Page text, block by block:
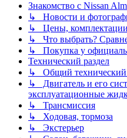
Знакомство с Nissan
↳ Новости и
↳ Цены,
↳ Что выбрать?
↳ Покупка у
Технический раздел
↳ Общий
↳ Двигатель и его
эксплуатационные
↳ Трансмиссия
↳ Ходовая, тормоза
↳ Экстерьер